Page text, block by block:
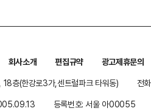
회사소개 편집규약
광고제휴문의
층(한강로3가,센트럴파크 타워동)
전
등록번호: 서울 아00055